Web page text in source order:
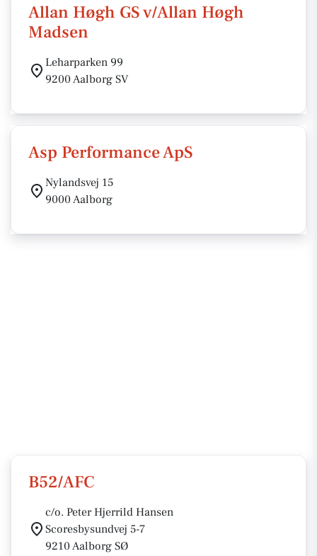
Allan Høgh GS v/Allan Høgh
Madsen
Leharparken 99
9200 Aalborg SV
Asp Performance ApS
Nylandsvej 15
9000 Aalborg
B52/AFC
c/o. Peter Hjerrild Hansen
Scoresbysundvej 5-7
9210 Aalborg SØ